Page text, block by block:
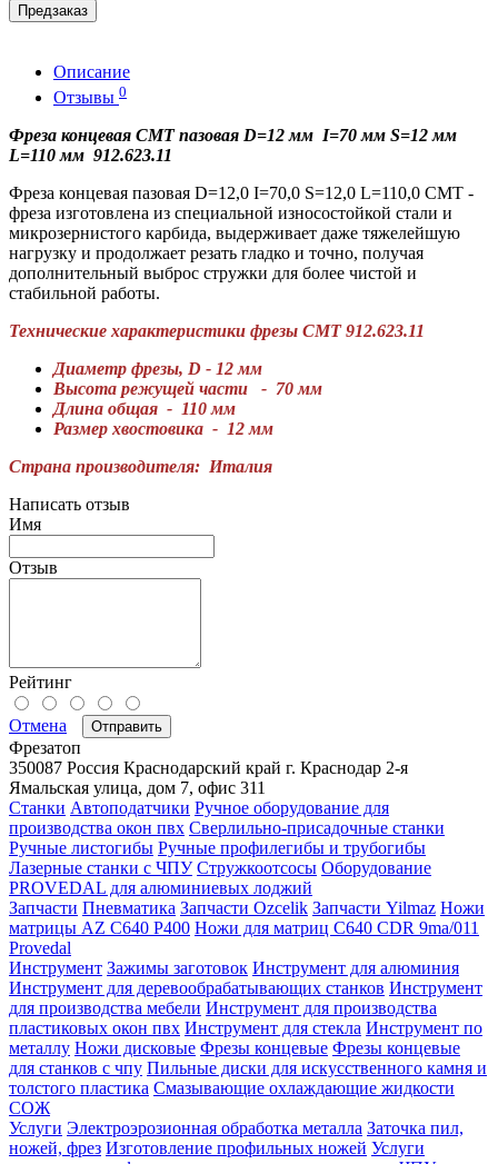
Предзаказ
Описание
Отзывы 0
Фреза концевая CMT пазовая D=12 мм I=70 мм S=12 мм
L=110 мм 912.623.11
Фреза концевая пазовая D=12,0 I=70,0 S=12,0 L=110,0 CMT -
фреза изготовлена из специальной износостойкой стали и
микрозернистого карбида, выдерживает даже тяжелейшую
нагрузку и продолжает резать гладко и точно, получая
дополнительный выброс стружки для более чистой и
стабильной работы.
Технические характеристики фрезы СМТ 912.623.11
Диаметр фрезы, D - 12 мм
Высота режущей части - 70 мм
Длина общая - 110 мм
Размер хвостовика - 12 мм
Страна производителя: Италия
Написать отзыв
Имя
Отзыв
Рейтинг
Отмена Отправить
Фрезатоп
350087 Россия Краснодарский край г. Краснодар 2-я
Ямальская улица, дом 7, офис 311
Станки Автоподатчики Ручное оборудование для
производства окон пвх Сверлильно-присадочные станки
Ручные листогибы Ручные профилегибы и трубогибы
Лазерные станки с ЧПУ Стружкоотсосы Оборудование
PROVEDAL для алюминиевых лоджий
Запчасти Пневматика Запчасти Ozcelik Запчасти Yilmaz Ножи
матрицы AZ C640 P400 Ножи для матриц C640 CDR 9ma/011
Provedal
Инструмент Зажимы заготовок Инструмент для алюминия
Инструмент для деревообрабатывающих станков Инструмент
для производства мебели Инструмент для производства
пластиковых окон пвх Инструмент для стекла Инструмент по
металлу Ножи дисковые Фрезы концевые Фрезы концевые
для станков с чпу Пильные диски для искусственного камня и
толстого пластика Смазывающие охлаждающие жидкости
СОЖ
Услуги Электроэрозионная обработка металла Заточка пил,
ножей, фрез Изготовление профильных ножей Услуги